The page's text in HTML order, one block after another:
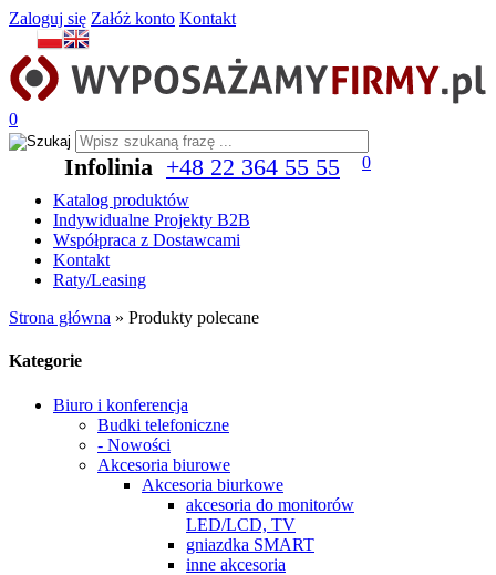
Zaloguj się Załóż konto Kontakt
0
Infolinia +48 22 364 55 55
0
Katalog produktów
Indywidualne Projekty B2B
Współpraca z Dostawcami
Kontakt
Raty/Leasing
Strona główna » Produkty polecane
Kategorie
Biuro i konferencja
Budki telefoniczne
- Nowości
Akcesoria biurowe
Akcesoria biurkowe
akcesoria do monitorów
LED/LCD, TV
gniazdka SMART
inne akcesoria